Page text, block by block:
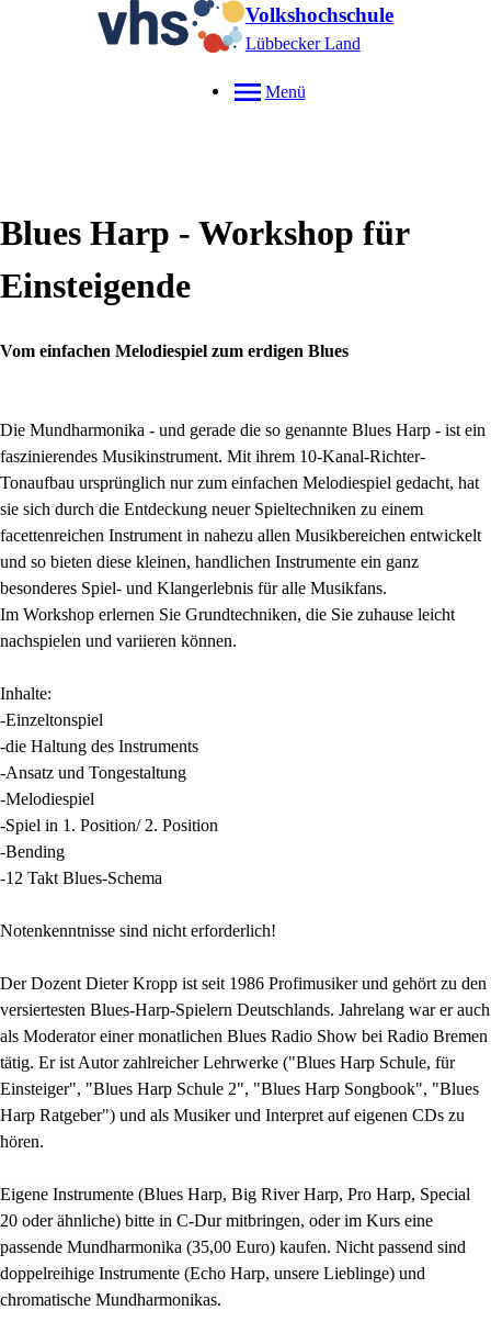
Volkshochschule
Lübbecker Land
Menü
Blues Harp - Workshop für
Einsteigende
Vom einfachen Melodiespiel zum erdigen Blues
Die Mundharmonika - und gerade die so genannte Blues Harp - ist ein
faszinierendes Musikinstrument. Mit ihrem 10-Kanal-Richter-
Tonaufbau ursprünglich nur zum einfachen Melodiespiel gedacht, hat
sie sich durch die Entdeckung neuer Spieltechniken zu einem
facettenreichen Instrument in nahezu allen Musikbereichen entwickelt
und so bieten diese kleinen, handlichen Instrumente ein ganz
besonderes Spiel- und Klangerlebnis für alle Musikfans.
Im Workshop erlernen Sie Grundtechniken, die Sie zuhause leicht
nachspielen und variieren können.
Inhalte:
-Einzeltonspiel
-die Haltung des Instruments
-Ansatz und Tongestaltung
-Melodiespiel
-Spiel in 1. Position/ 2. Position
-Bending
-12 Takt Blues-Schema
Notenkenntnisse sind nicht erforderlich!
Der Dozent Dieter Kropp ist seit 1986 Profimusiker und gehört zu den
versiertesten Blues-Harp-Spielern Deutschlands. Jahrelang war er auch
als Moderator einer monatlichen Blues Radio Show bei Radio Bremen
tätig. Er ist Autor zahlreicher Lehrwerke ("Blues Harp Schule, für
Einsteiger", "Blues Harp Schule 2", "Blues Harp Songbook", "Blues
Harp Ratgeber") und als Musiker und Interpret auf eigenen CDs zu
hören.
Eigene Instrumente (Blues Harp, Big River Harp, Pro Harp, Special
20 oder ähnliche) bitte in C-Dur mitbringen, oder im Kurs eine
passende Mundharmonika (35,00 Euro) kaufen. Nicht passend sind
doppelreihige Instrumente (Echo Harp, unsere Lieblinge) und
chromatische Mundharmonikas.